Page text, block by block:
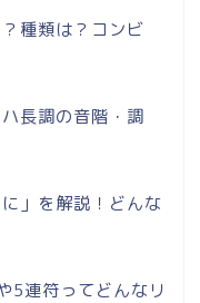
種類は？コンビ
長調の音階・調
」を解説！どんな
5連符ってどんなリ